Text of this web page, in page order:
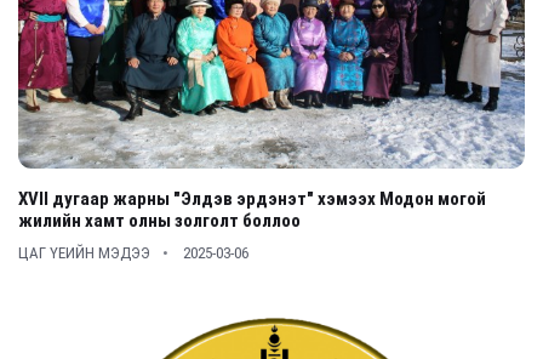
XVII дугаар жарны "Элдэв эрдэнэт" хэмээх Модон могой
жилийн хамт олны золголт боллоо
ЦАГ ҮЕИЙН МЭДЭЭ 2025-03-06